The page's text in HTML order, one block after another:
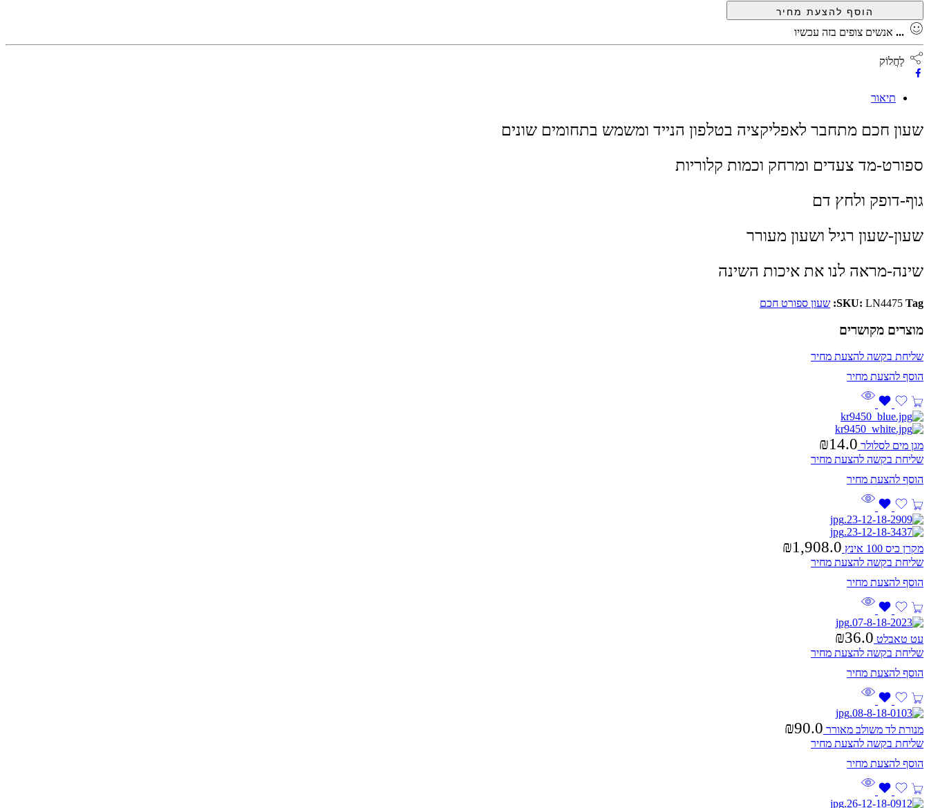
... אנשים צופים בזה עכשיו
לַחֲלוֹק
תיאור
שעון חכם מתחבר לאפליקציה בטלפון הנייד ומשמש בתחומים שונים
ספורט-מד צעדים ומרחק וכמות קלוריות
גוף-דופק ולחץ דם
שעון-שעון רגיל ושעון מעורר
שינה-מראה לנו את איכות השינה
SKU: LN4475 Tag: שעון ספורט חכם
מוצרים מקושרים
שליחת בקשה להצעת מחיר
מגן מים לסלולר ₪14.0
שליחת בקשה להצעת מחיר
מקרן כיס 100 אינץ ₪1,908.0
שליחת בקשה להצעת מחיר
עט טאבלט ₪36.0
שליחת בקשה להצעת מחיר
מנורת לד משולב מאורר ₪90.0
שליחת בקשה להצעת מחיר